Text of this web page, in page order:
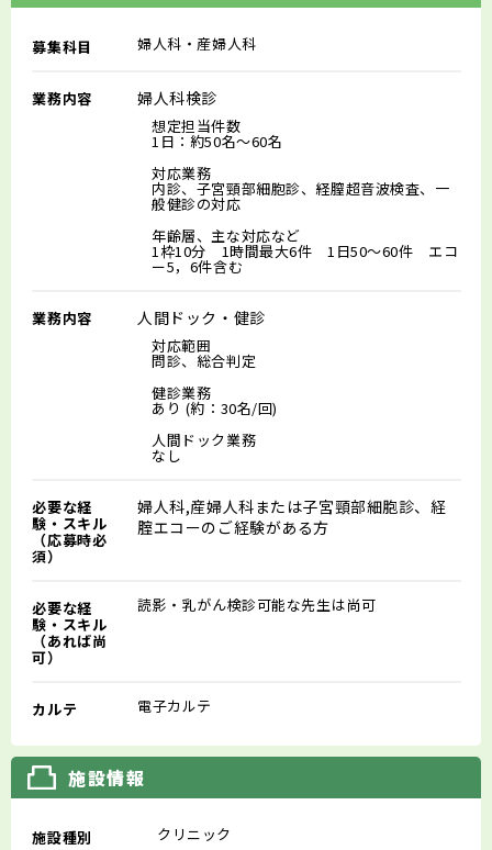
募集科目 婦人科・産婦人科
業務内容 婦人科検診
想定担当件数
1日：約50名～60名
対応業務
内診、子宮頸部細胞診、経膣超音波検査、一
般健診の対応
年齢層、主な対応など
1枠10分 1時間最大6件 1日50～60件 エコ
ー5，6件含む
業務内容 人間ドック・健診
対応範囲
問診、総合判定
健診業務
あり (約：30名/回)
人間ドック業務
なし
必要な経
験・スキル
（応募時必
須）
婦人科,産婦人科または子宮頸部細胞診、経
腟エコーのご経験がある方
必要な経
験・スキル
（あれば尚
可）
読影・乳がん検診可能な先生は尚可
カルテ 電子カルテ
施設情報
施設種別 クリニック